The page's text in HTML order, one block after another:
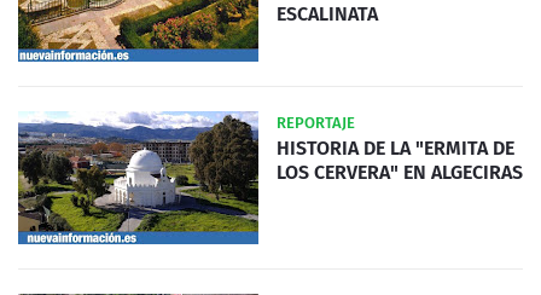
ESCALINATA
REPORTAJE
HISTORIA DE LA "ERMITA DE
LOS CERVERA" EN ALGECIRAS